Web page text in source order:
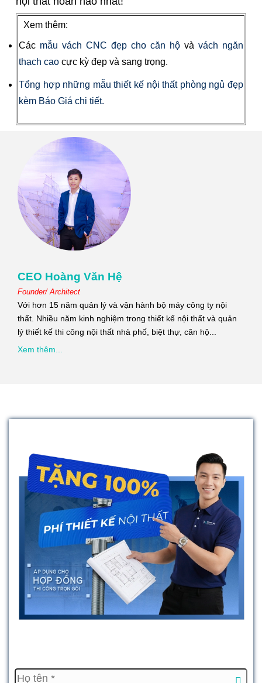
Xem thêm:
Các mẫu vách CNC đẹp cho căn hộ và vách ngăn
thạch cao cực kỳ đẹp và sang trọng.
Tổng hợp những mẫu thiết kế nội thất phòng ngủ đẹp
kèm Báo Giá chi tiết.
CEO Hoàng Văn Hệ
Founder/ Architect
Với hơn 15 năm quản lý và vận hành bộ máy công ty nội
thất. Nhiều năm kinh nghiệm trong thiết kế nội thất và quản
lý thiết kế thi công nội thất nhà phố, biệt thự, căn hộ...
Xem thêm...